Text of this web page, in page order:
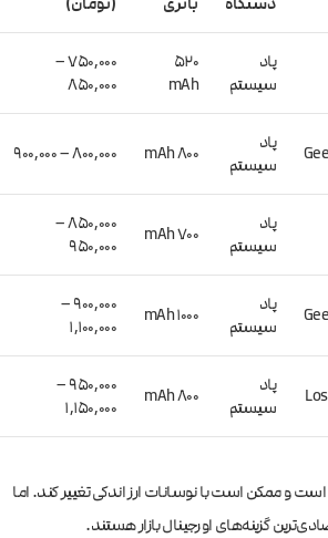
پاد
سیستم
520
mAh
۷۵۰,۰۰۰ –
۸۵۰,۰۰۰
پاد
سیستم
800 mAh ۸۰۰,۰۰۰ – ۹۰۰,۰۰۰
پاد
سیستم
700 mAh
۸۵۰,۰۰۰ –
۹۵۰,۰۰۰
پاد
سیستم
1000 mAh
۹۰۰,۰۰۰ –
۱,۱۰۰,۰۰۰
پاد
سیستم
800 mAh
۹۵۰,۰۰۰ –
۱,۱۵۰,۰۰۰
و ممکن است با نوسانات ارز اندکی تغییر کند. اما
گزینه‌های اورجینال بازار هستند.